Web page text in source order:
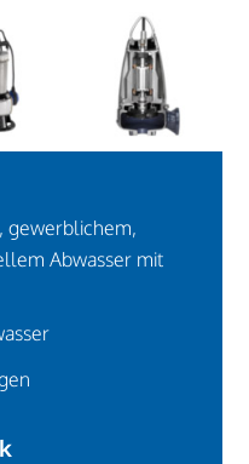
gewerblichem,
Abwasser mit